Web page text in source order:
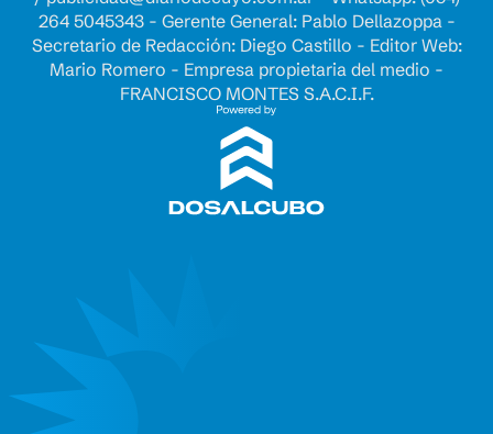
264 5045343 - Gerente General: Pablo Dellazoppa -
Secretario de Redacción: Diego Castillo - Editor Web:
Mario Romero - Empresa propietaria del medio -
FRANCISCO MONTES S.A.C.I.F.